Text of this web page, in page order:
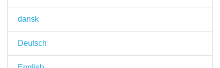
dansk
Deutsch